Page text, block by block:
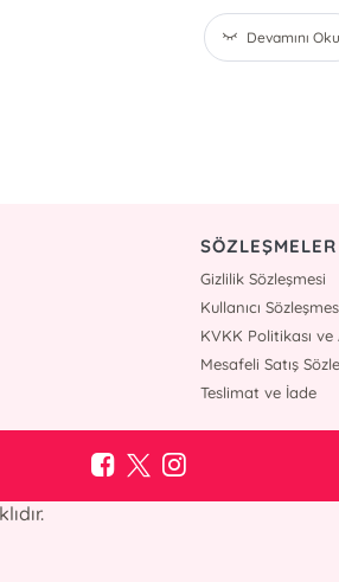
Devamını Oku
SÖZLEŞMELER
Gizlilik Sözleşmesi
Kullanıcı
KVKK Politikası
Mesafeli Satış
Teslimat ve İade